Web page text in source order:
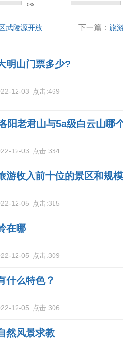
0%
武陵源开放 下一篇：旅
一个更重要？
明山门票多少?
12-03 点击:469
阳老君山与5a级白云山哪
12-03 点击:334
游收入前十位的景区和规
12-05 点击:315
在哪
12-05 点击:309
什么特色？
12-05 点击:306
然风景求教